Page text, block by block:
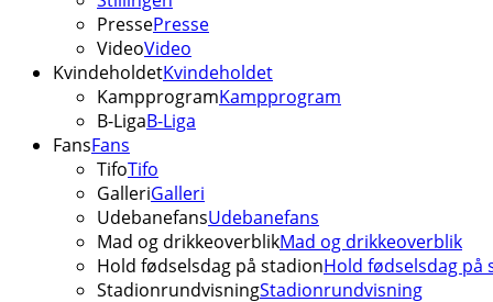
PressePresse
VideoVideo
KvindeholdetKvindeholdet
KampprogramKampprogram
B-LigaB-Liga
FansFans
TifoTifo
GalleriGalleri
UdebanefansUdebanefans
Mad og drikkeoverblikMad og drikkeoverblik
Hold fødselsdag på stadionHold fødselsdag på
StadionrundvisningStadionrundvisning